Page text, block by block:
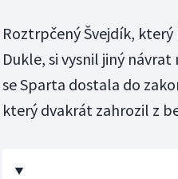
Roztrpčený Švejdík,
Dukle, si vysnil jiný
se Sparta dostala do
který dvakrát zahrozil z